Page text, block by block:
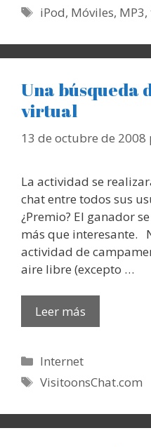
Etiquetas
iPod, Móviles, MP3,
Una búsqueda
virtual
13 de octubre de 2008
La actividad se
chat entre todos sus
¿Premio? El ganador
más que interesante.
actividad de
aire libre (excepto …
Leer más
Categorías
Internet
Etiquetas
VisitoonsChat.com